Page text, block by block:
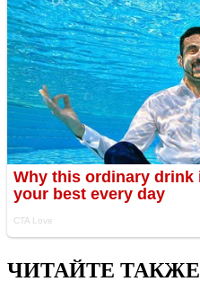
ЧИТАЙТЕ ТАКЖЕ